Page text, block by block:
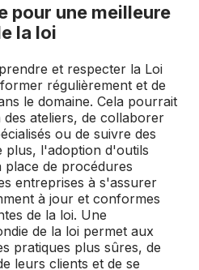
pour une meilleure
la loi
et respecter la Loi
régulièrement et de
le domaine. Cela pourrait
ateliers, de collaborer
ou de suivre des
plus, l'adoption d'outils
place de procédures
entreprises à s'assurer
à jour et conformes
de la loi. Une
de la loi permet aux
pratiques plus sûres, de
leurs clients et de se